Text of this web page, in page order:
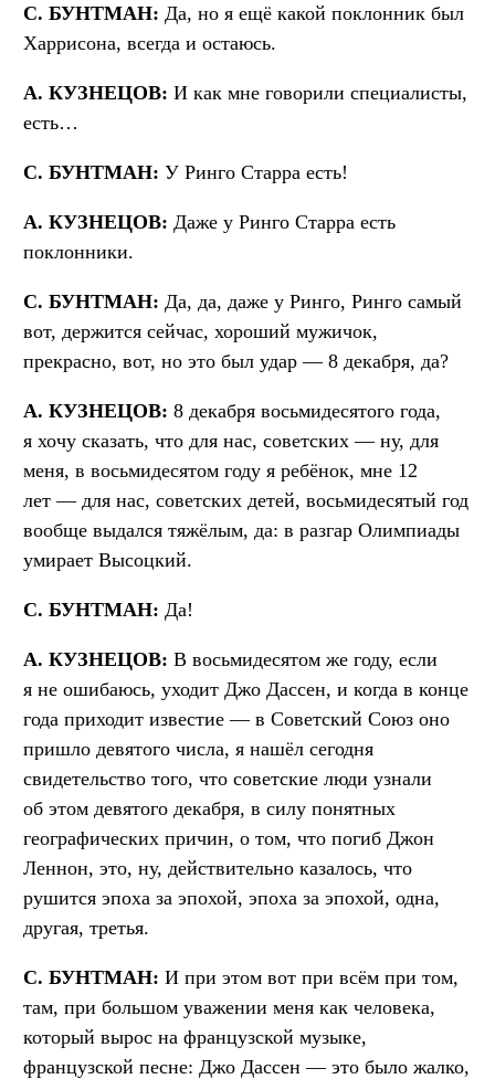
С. БУНТМАН: Да, но я ещё какой поклонник был
Харрисона, всегда и остаюсь.
А. КУЗНЕЦОВ: И как мне говорили специалисты,
есть…
С. БУНТМАН: У Ринго Старра есть!
А. КУЗНЕЦОВ: Даже у Ринго Старра есть
поклонники.
С. БУНТМАН: Да, да, даже у Ринго, Ринго самый
вот, держится сейчас, хороший мужичок,
прекрасно, вот, но это был удар — 8 декабря, да?
А. КУЗНЕЦОВ: 8 декабря восьмидесятого года,
я хочу сказать, что для нас, советских — ну, для
меня, в восьмидесятом году я ребёнок, мне 12
лет — для нас, советских детей, восьмидесятый год
вообще выдался тяжёлым, да: в разгар Олимпиады
умирает Высоцкий.
С. БУНТМАН: Да!
А. КУЗНЕЦОВ: В восьмидесятом же году, если
я не ошибаюсь, уходит Джо Дассен, и когда в конце
года приходит известие — в Советский Союз оно
пришло девятого числа, я нашёл сегодня
свидетельство того, что советские люди узнали
об этом девятого декабря, в силу понятных
географических причин, о том, что погиб Джон
Леннон, это, ну, действительно казалось, что
рушится эпоха за эпохой, эпоха за эпохой, одна,
другая, третья.
С. БУНТМАН: И при этом вот при всём при том,
там, при большом уважении меня как человека,
который вырос на французской музыке,
французской песне: Джо Дассен — это было жалко,